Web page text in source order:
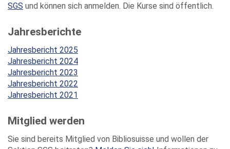
SGS und können sich anmelden. Die Kurse sind öffentlich.
Jahresberichte
Jahresbericht 2025
Jahresbericht 2024
Jahresbericht 2023
Jahresbericht 2022
Jahresbericht 2021
Mitglied werden
Sie sind bereits Mitglied von Bibliosuisse und wollen der